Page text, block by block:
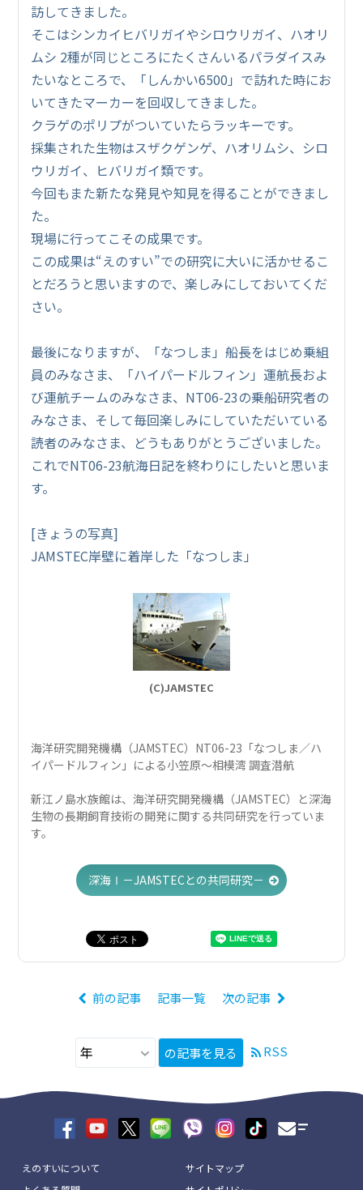
訪してきました。
そこはシンカイヒバリガイやシロウリガイ、ハオリ
ムシ 2種が同じところにたくさんいるパラダイスみ
たいなところで、「しんかい6500」で訪れた時にお
いてきたマーカーを回収してきました。
クラゲのポリプがついていたらラッキーです。
採集された生物はスザクゲンゲ、ハオリムシ、シロ
ウリガイ、ヒバリガイ類です。
今回もまた新たな発見や知見を得ることができまし
た。
現場に行ってこその成果です。
この成果は“えのすい”での研究に大いに活かせるこ
とだろうと思いますので、楽しみにしておいてくだ
さい。
最後になりますが、「なつしま」船長をはじめ乗組
員のみなさま、「ハイパードルフィン」運航長およ
び運航チームのみなさま、NT06-23の乗船研究者の
みなさま、そして毎回楽しみにしていただいている
読者のみなさま、どうもありがとうございました。
これでNT06-23航海日記を終わりにしたいと思いま
す。
[きょうの写真]
JAMSTEC岸壁に着岸した「なつしま」
(C)JAMSTEC
海洋研究開発機構（JAMSTEC）NT06-23「なつしま／ハ
イパードルフィン」による小笠原～相模湾 調査潜航
新江ノ島水族館は、海洋研究開発機構（JAMSTEC）と深海
生物の長期飼育技術の開発に関する共同研究を行っていま
す。
深海Ⅰ－JAMSTECとの共同研究－
前の記事 記事一覧 次の記事
の記事を見る RSS
えのすいについて
サイトマップ